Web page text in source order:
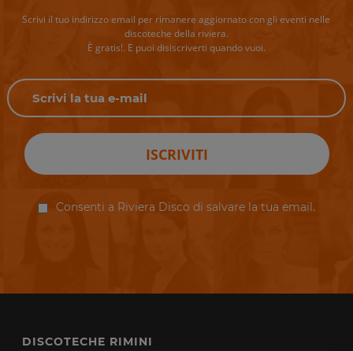
Scrivi il tuo indirizzo email per rimanere aggiornato con gli eventi nelle
discoteche della riviera.
È gratis!. E puoi disiscriverti quando vuoi.
ISCRIVITI
Consenti a Riviera Disco di salvare la tua email.
DISCOTECHE RIMINI